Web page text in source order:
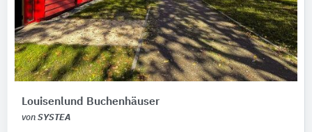
Louisenlund Buchenhäuser
von SYSTEA